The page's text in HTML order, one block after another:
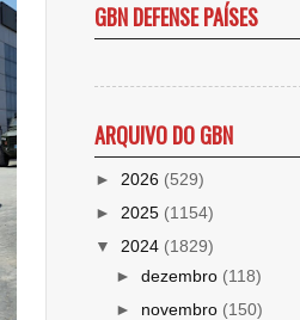
GBN DEFENSE PAÍSES
ARQUIVO DO GBN
► 2026 (529)
► 2025 (1154)
▼ 2024 (1829)
► dezembro (118)
► novembro (150)